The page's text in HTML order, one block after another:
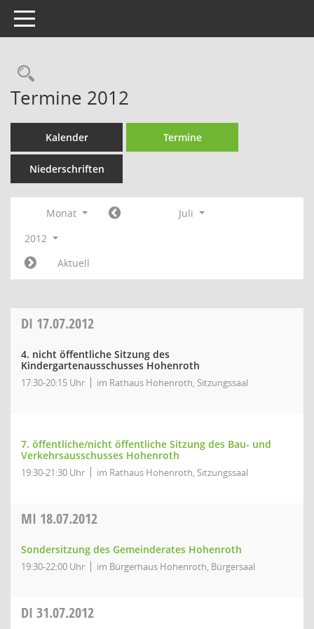
Toggle navigation
Rechercheauswahl
Termine 2012
Kalender Termine
Niederschriften
Monat
Juli
2012
Aktuell
DI 17.07.2012
4. nicht öffentliche Sitzung des
Kindergartenausschusses Hohenroth
17:30-20:15 Uhr im Rathaus Hohenroth, Sitzungssaal
7. öffentliche/nicht öffentliche Sitzung des Bau- und
Verkehrsausschusses Hohenroth
19:30-21:30 Uhr im Rathaus Hohenroth, Sitzungssaal
MI 18.07.2012
Sondersitzung des Gemeinderates Hohenroth
19:30-22:00 Uhr im Bürgerhaus Hohenroth, Bürgersaal
DI 31.07.2012